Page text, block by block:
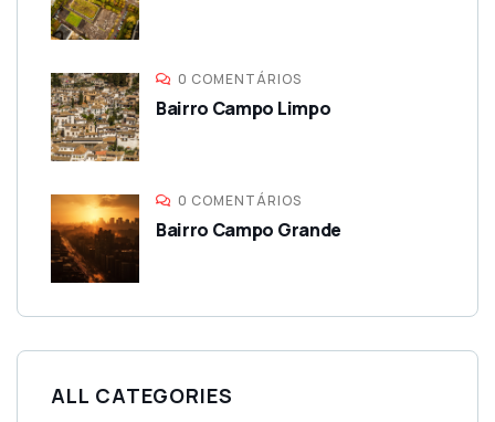
0 COMENTÁRIOS
Bairro Campo Limpo
0 COMENTÁRIOS
Bairro Campo Grande
ALL CATEGORIES